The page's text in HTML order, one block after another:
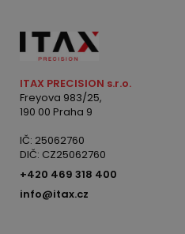
ITAX PRECISION s.r.o.
Freyova 983/25,
190 00 Praha 9
IČ: 25062760
DIČ: CZ25062760
+420 469 318 400
info@itax.cz